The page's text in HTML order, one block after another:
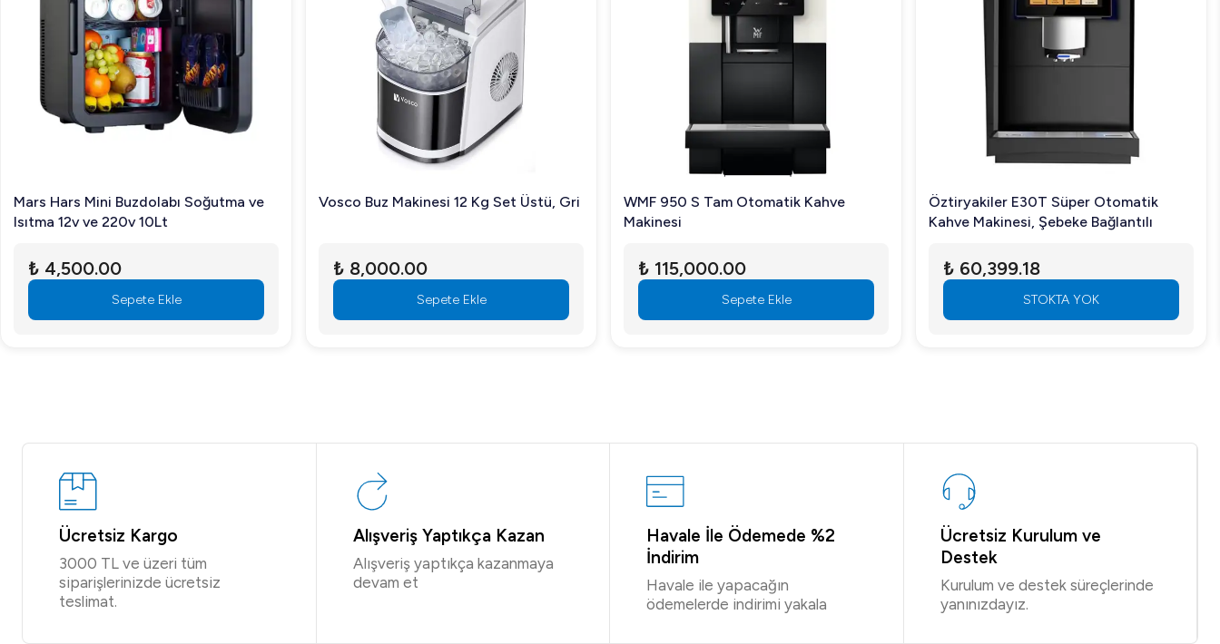
Mars Hars Mini Buzdolabı Soğutma ve
Isıtma 12v ve 220v 10Lt
₺ 4,500.00
Sepete Ekle
Vosco Buz Makinesi 12 Kg Set Üstü, Gri
₺ 8,000.00
Sepete Ekle
WMF 950 S Tam Otomatik Kahve
Makinesi
₺ 115,000.00
Sepete Ekle
Öztiryakiler E30T Süper Otomatik
Kahve Makinesi, Şebeke Bağlantılı
₺ 60,399.18
STOKTA YOK
Ücretsiz Kargo
3000 TL ve üzeri tüm
siparişlerinizde ücretsiz
teslimat.
Alışveriş Yaptıkça Kazan
Alışveriş yaptıkça kazanmaya
devam et
Havale İle Ödemede %2
İndirim
Havale ile yapacağın
ödemelerde indirimi yakala
Ücretsiz Kurulum ve
Destek
Kurulum ve destek süreçlerinde
yanınızdayız.